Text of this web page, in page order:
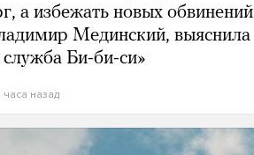
а избежать новых обвинений
Мединский, выяснила
служба Би-би-си»
часа назад